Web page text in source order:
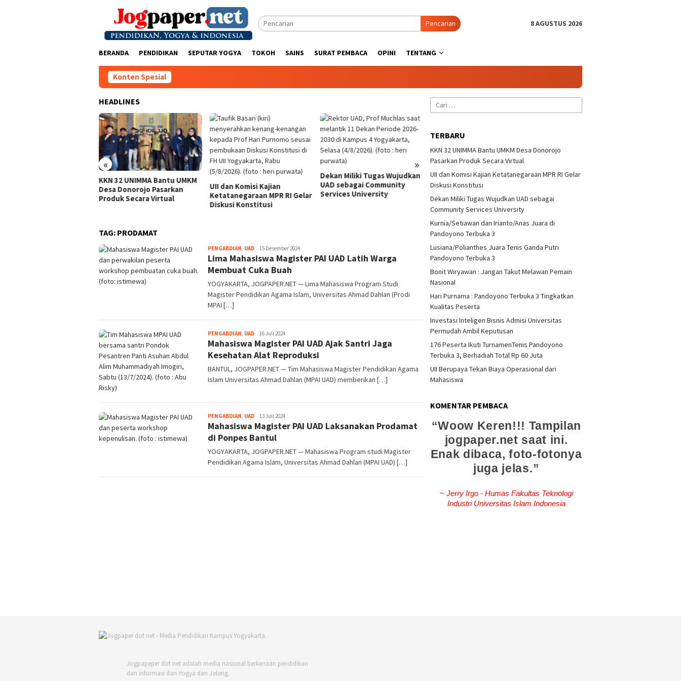
Pencarian 8 AGUSTUS 2026
BERANDA PENDIDIKAN SEPUTAR YOGYA TOKOH SAINS SURAT PEMBACA OPINI TENTANG
Konten Spesial
HEADLINES
« »
KKN 32 UNIMMA Bantu UMKM
Desa Donorojo Pasarkan
Produk Secara Virtual
UII dan Komisi Kajian
Ketatanegaraan MPR RI Gelar
Diskusi Konstitusi
Dekan Miliki Tugas Wujudkan
UAD sebagai Community
Services University
Kurnia/Setiawan dan
Irianto/Anas Juara di
Pandoyono Terbuka 3
Lusiana/Polianthes Juara
Pandoyono Terbuka 3
TAG: PRODAMAT
PENGABDIAN, UADHeri
Purwata
15 Desember 2024
Lima Mahasiswa Magister PAI UAD Latih Warga
Membuat Cuka Buah
YOGYAKARTA, JOGPAPER.NET — Lima Mahasiswa Program Studi
Magister Pendidikan Agama Islam, Universitas Ahmad Dahlan (Prodi
MPAI […]
PENGABDIAN, UADHeri
Purwata
16 Juli 2024
Mahasiswa Magister PAI UAD Ajak Santri Jaga
Kesehatan Alat Reproduksi
BANTUL, JOGPAPER.NET — Tim Mahasiswa Magister Pendidikan Agama
Islam Universitas Ahmad Dahlan (MPAI UAD) memberikan […]
PENGABDIAN, UADHeri
Purwata
13 Juli 2024
Mahasiswa Magister PAI UAD Laksanakan Prodamat
di Ponpes Bantul
YOGYAKARTA, JOGPAPER.NET — Mahasiswa Program studi Magister
Pendidikan Agama Islam, Universitas Ahmad Dahlan (MPAI UAD) […]
Cari
untuk:
TERBARU
KKN 32 UNIMMA Bantu UMKM Desa Donorojo
Pasarkan Produk Secara Virtual
UII dan Komisi Kajian Ketatanegaraan MPR RI Gelar
Diskusi Konstitusi
Dekan Miliki Tugas Wujudkan UAD sebagai
Community Services University
Kurnia/Setiawan dan Irianto/Anas Juara di
Pandoyono Terbuka 3
Lusiana/Polianthes Juara Tenis Ganda Putri
Pandoyono Terbuka 3
Bonit Wiryawan : Jangan Takut Melawan Pemain
Nasional
Hari Purnama : Pandoyono Terbuka 3 Tingkatkan
Kualitas Peserta
Investasi Inteligen Bisnis Admisi Universitas
Permudah Ambil Keputusan
176 Peserta Ikuti TurnamenTenis Pandoyono
Terbuka 3, Berhadiah Total Rp 60 Juta
UII Berupaya Tekan Biaya Operasional dari
Mahasiswa
KOMENTAR PEMBACA
Woow Keren!!! Tampilan
jogpaper.net saat ini.
Enak dibaca, foto-fotonya
juga jelas.
~ Jerry Irgo - Humas Fakultas Teknologi
Industri Universitas Islam Indonesia
Jogpapeper dot net adalah media nasional berkenaan pendidikan
dan informasi dari Yogya dan Jateng.